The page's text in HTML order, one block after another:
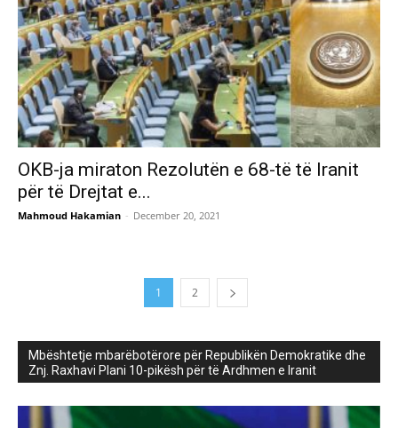
OKB-ja miraton Rezolutën e 68-të të Iranit
për të Drejtat e...
Mahmoud Hakamian - December 20, 2021
1 2
Mbështetje mbarëbotërore për Republikën Demokratike dhe
Znj. Raxhavi Plani 10-pikësh për të Ardhmen e Iranit